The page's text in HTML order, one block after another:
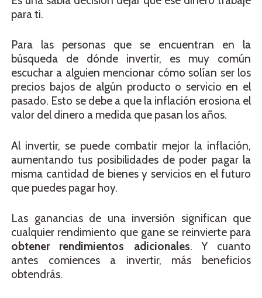
para ti.
Para las personas que se encuentran en la
búsqueda de dónde invertir, es muy común
escuchar a alguien mencionar cómo solían ser los
precios bajos de algún producto o servicio en el
pasado. Esto se debe a que la inflación erosiona el
valor del dinero a medida que pasan los años.
Al invertir, se puede combatir mejor la inflación,
aumentando tus posibilidades de poder pagar la
misma cantidad de bienes y servicios en el futuro
que puedes pagar hoy.
Las ganancias de una inversión significan que
cualquier rendimiento que gane se reinvierte para
obtener rendimientos adicionales. Y cuanto
antes comiences a invertir, más beneficios
obtendrás.